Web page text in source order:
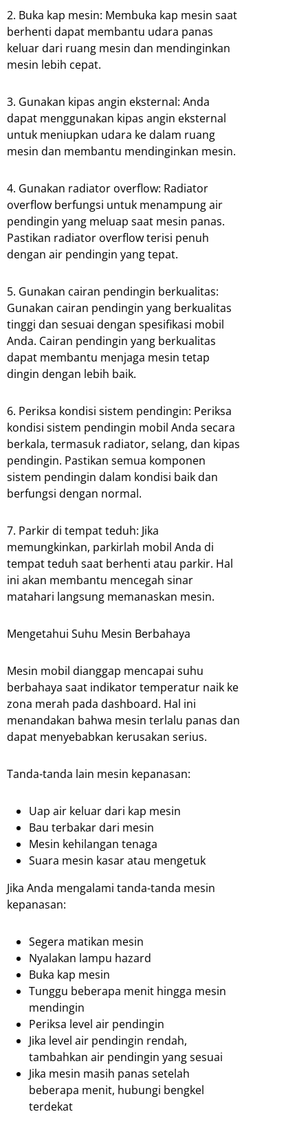
2. Buka kap mesin: Membuka kap mesin saat
berhenti dapat membantu udara panas
keluar dari ruang mesin dan mendinginkan
mesin lebih cepat.
3. Gunakan kipas angin eksternal: Anda
dapat menggunakan kipas angin eksternal
untuk meniupkan udara ke dalam ruang
mesin dan membantu mendinginkan mesin.
4. Gunakan radiator overflow: Radiator
overflow berfungsi untuk menampung air
pendingin yang meluap saat mesin panas.
Pastikan radiator overflow terisi penuh
dengan air pendingin yang tepat.
5. Gunakan cairan pendingin berkualitas:
Gunakan cairan pendingin yang berkualitas
tinggi dan sesuai dengan spesifikasi mobil
Anda. Cairan pendingin yang berkualitas
dapat membantu menjaga mesin tetap
dingin dengan lebih baik.
6. Periksa kondisi sistem pendingin: Periksa
kondisi sistem pendingin mobil Anda secara
berkala, termasuk radiator, selang, dan kipas
pendingin. Pastikan semua komponen
sistem pendingin dalam kondisi baik dan
berfungsi dengan normal.
7. Parkir di tempat teduh: Jika
memungkinkan, parkirlah mobil Anda di
tempat teduh saat berhenti atau parkir. Hal
ini akan membantu mencegah sinar
matahari langsung memanaskan mesin.
Mengetahui Suhu Mesin Berbahaya
Mesin mobil dianggap mencapai suhu
berbahaya saat indikator temperatur naik ke
zona merah pada dashboard. Hal ini
menandakan bahwa mesin terlalu panas dan
dapat menyebabkan kerusakan serius.
Tanda-tanda lain mesin kepanasan:
Uap air keluar dari kap mesin
Bau terbakar dari mesin
Mesin kehilangan tenaga
Suara mesin kasar atau mengetuk
Jika Anda mengalami tanda-tanda mesin
kepanasan:
Segera matikan mesin
Nyalakan lampu hazard
Buka kap mesin
Tunggu beberapa menit hingga mesin
mendingin
Periksa level air pendingin
Jika level air pendingin rendah,
tambahkan air pendingin yang sesuai
Jika mesin masih panas setelah
beberapa menit, hubungi bengkel
terdekat